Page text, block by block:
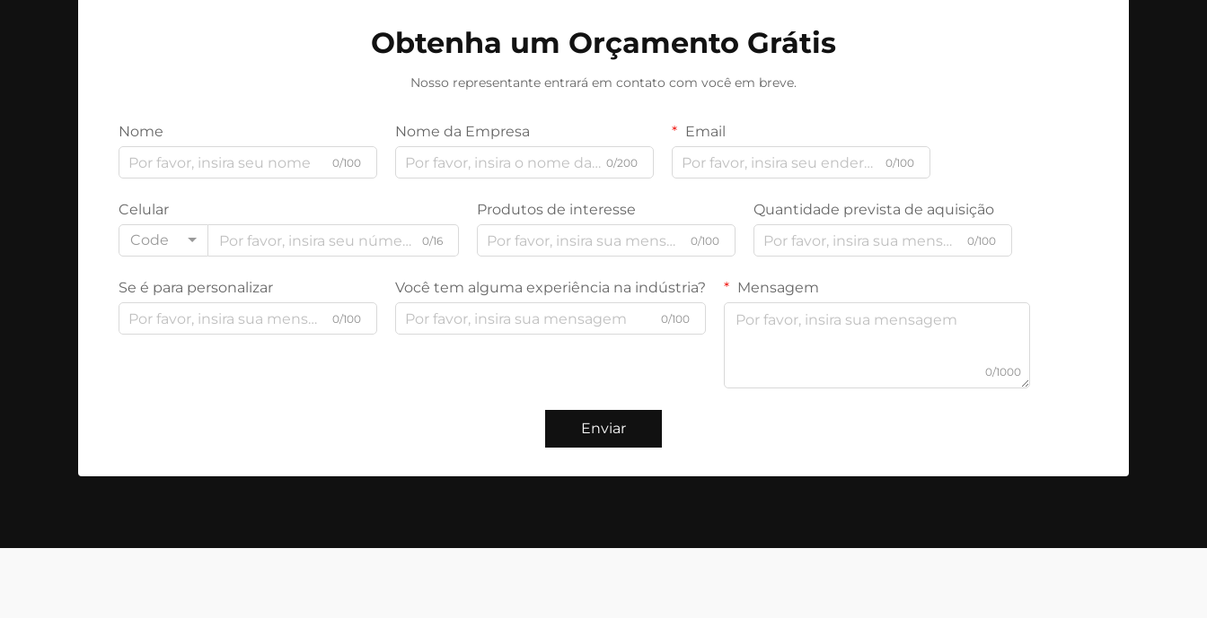
Obtenha um Orçamento Grátis
Nosso representante entrará em contato com você em breve.
Nome
0/100
Nome da Empresa
0/200
Email
0/100
Celular
Code
0/16
Produtos de interesse
0/100
Quantidade prevista de aquisição
0/100
Se é para personalizar
0/100
Você tem alguma experiência na indústria?
0/100
Mensagem
0/1000
Enviar